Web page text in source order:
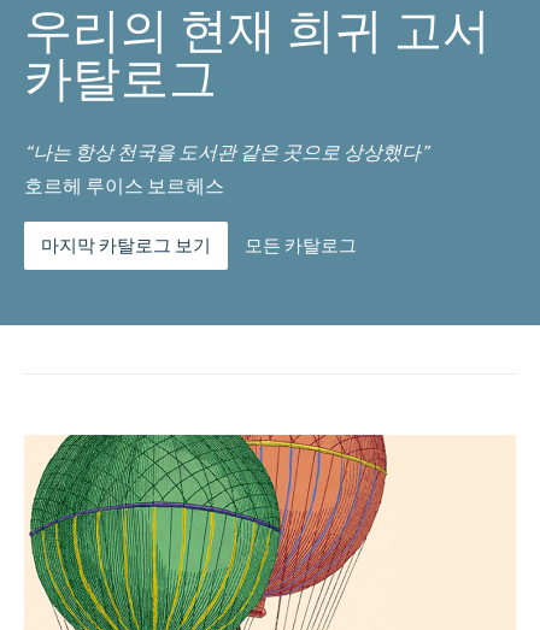
우리의 현재 희귀 고서
카탈로그
“나는 항상 천국을 도서관 같은 곳으로 상상했다”
호르헤 루이스 보르헤스
마지막 카탈로그 보기 모든 카탈로그